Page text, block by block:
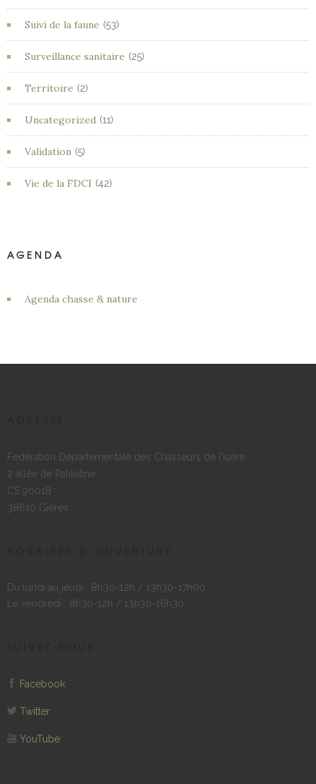
Suivi de la faune (53)
Surveillance sanitaire (25)
Territoire (2)
Uncategorized (11)
Validation (5)
Vie de la FDCI (42)
AGENDA
Agenda chasse & nature
Fédération Départementale des Chasseurs de l’Isère
2 allée de Palestine
CS 90018
38610 Gières
Du lundi au jeudi : 8h30-12h / 13h30-17h00
Le vendredi : 8h30-12h / 13h30-16h30
Facebook
Twitter
YouTube